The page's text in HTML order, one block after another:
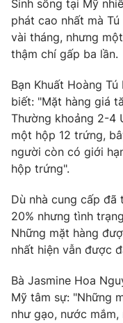
Hitech Công nghệ
Sản phẩm
Tư vấn
Giao lưu trực
Lịch phát sóng
Chuyên mục khác
Emagazine
Video
VTV Sức khoẻ
Sinh sống tại Mỹ
phát cao nhất mà
vài tháng, nhưng
thậm chí gấp ba lần.
Bạn Khuất Hoàng
biết: "Mặt hàng giá
Thường khoảng 2-4
một hộp 12 trứng,
người còn có giới
hộp trứng".
Dù nhà cung cấp đã
20% nhưng tình
Những mặt hàng
nhất hiện vẫn được
Bà Jasmine Hoa
Mỹ tâm sự: "Những
như gạo, nước